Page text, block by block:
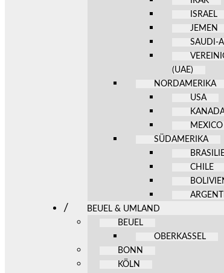
ISRAEL
JEMEN
SAUDI-
(UAE)
NORDAMERIKA
USA
MEXICO
SÜDAMERIKA
CHILE
BEUEL & UMLAND
BEUEL
OBERKASSEL
BONN
KÖLN